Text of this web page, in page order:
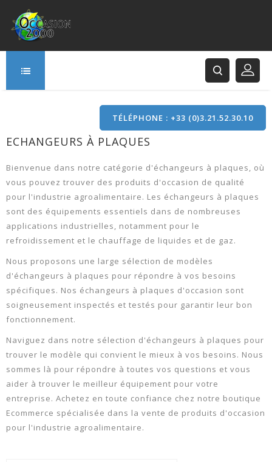
TÉLÉPHONE : +33 (0)3.21.52.30.10
ECHANGEURS À PLAQUES
Bienvenue dans notre catégorie d'échangeurs à plaques, où
vous pouvez trouver des produits d'occasion de qualité
pour l'industrie agroalimentaire. Les échangeurs à plaques
sont des équipements essentiels dans de nombreuses
applications industrielles, notamment pour le
refroidissement et le chauffage de liquides et de gaz.
Nous proposons une large sélection de modèles
d'échangeurs à plaques pour répondre à vos besoins
spécifiques. Nos échangeurs à plaques d'occasion sont
soigneusement inspectés et testés pour garantir leur bon
fonctionnement.
Naviguez dans notre sélection d'échangeurs à plaques pour
trouver le modèle qui convient le mieux à vos besoins. Nous
sommes là pour répondre à toutes vos questions et vous
aider à trouver le meilleur équipement pour votre
entreprise. Achetez en toute confiance chez notre boutique
Ecommerce spécialisée dans la vente de produits d'occasion
pour l'industrie agroalimentaire.